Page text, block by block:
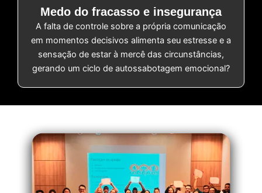
Medo do fracasso e insegurança
A falta de controle sobre a própria comunicação
em momentos decisivos alimenta seu estresse e a
sensação de estar à mercê das circunstâncias,
gerando um ciclo de autossabotagem emocional?